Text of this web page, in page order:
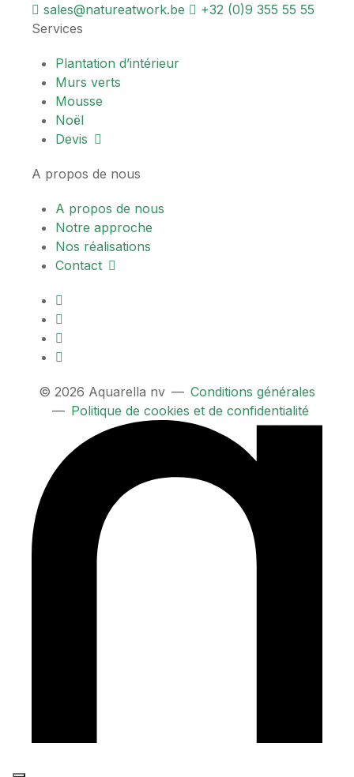
sales@natureatwork.be
+32 (0)9 355 55 55
Services
Plantation d’intérieur
Murs verts
Mousse
Noël
Devis
A propos de nous
A propos de nous
Notre approche
Nos réalisations
Contact
© 2026 Aquarella nv — Conditions générales
— Politique de cookies et de confidentialité